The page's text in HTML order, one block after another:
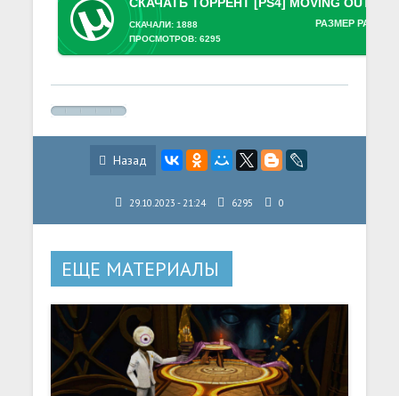
РАЗМЕР
СКАЧАЛИ: 1888
ПРОСМОТРОВ: 6295
Назад
29.10.2023 - 21:24 6295 0
ЕЩЕ МАТЕРИАЛЫ